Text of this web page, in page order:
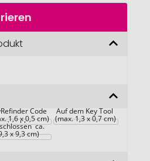
Code
1,6 x 0,5 cm)
Auf dem Key Tool
(max. 1,3 x 0,7 cm)
Key
(Mäppchen
ca.
x 9,3 cm)